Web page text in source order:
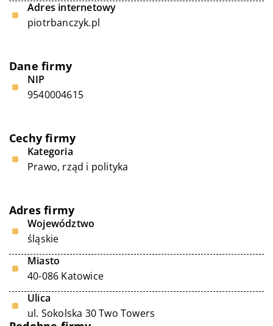
Adres internetowy
piotrbanczyk.pl
Dane firmy
NIP
9540004615
Cechy firmy
Kategoria
Prawo, rząd i polityka
Adres firmy
Województwo
śląskie
Miasto
40-086 Katowice
Ulica
ul. Sokolska 30 Two Towers